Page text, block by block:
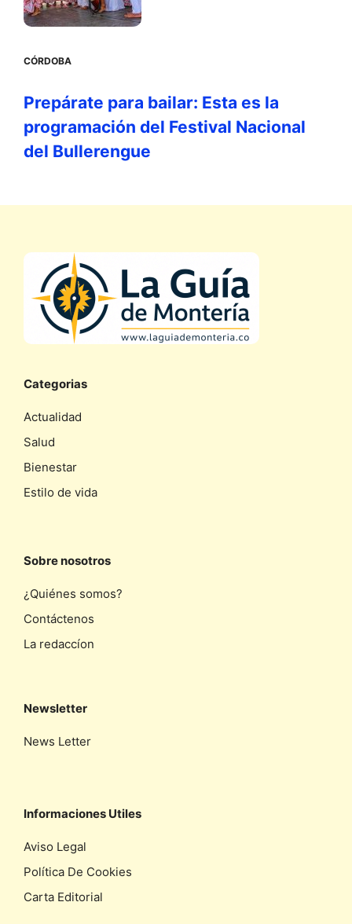
CÓRDOBA
Prepárate para bailar: Esta es la
programación del Festival Nacional
del Bullerengue
Categorias
Actualidad
Salud
Bienestar
Estilo de vida
Sobre nosotros
¿Quiénes somos?
Contáctenos
La redaccíon
Newsletter
News Letter
Informaciones Utiles
Aviso Legal
Política De Cookies
Carta Editorial